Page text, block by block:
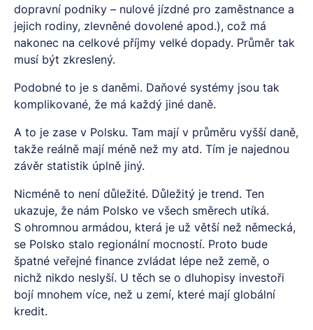
dopravní podniky – nulové jízdné pro zaměstnance a
jejich rodiny, zlevněné dovolené apod.), což má
nakonec na celkové příjmy velké dopady. Průměr tak
musí být zkreslený.
Podobné to je s daněmi. Daňové systémy jsou tak
komplikované, že má každý jiné daně.
A to je zase v Polsku. Tam mají v průměru vyšší daně,
takže reálně mají méně než my atd. Tím je najednou
závěr statistik úplně jiný.
Nicméně to není důležité. Důležitý je trend. Ten
ukazuje, že nám Polsko ve všech směrech utíká.
S ohromnou armádou, která je už větší než německá,
se Polsko stalo regionální mocností. Proto bude
špatné veřejné finance zvládat lépe než země, o
nichž nikdo neslyší. U těch se o dluhopisy investoři
bojí mnohem více, než u zemí, které mají globální
kredit.